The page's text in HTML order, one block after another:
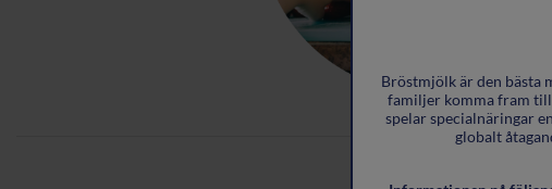
Bröstmjölk är den bästa
familjer komma fram till
spelar specialnäringar
globalt